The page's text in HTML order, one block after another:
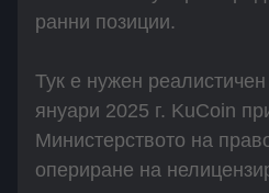
ранни позиции.
Тук е нужен реалистичен
януари 2025 г. KuCoin
Министерството на
опериране на